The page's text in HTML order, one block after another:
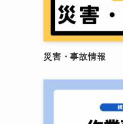
災害・事故情報